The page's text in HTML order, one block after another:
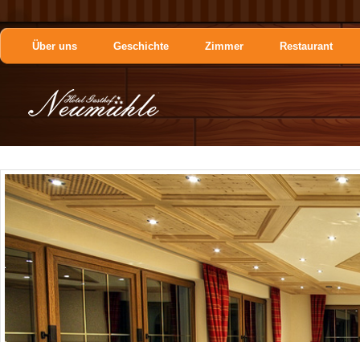
Über uns Geschichte Zimmer Restaurant